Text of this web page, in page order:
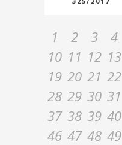
1 2 3 4
10 11 12 13
19 20 21 22
28 29 30 31
37 38 39 40
46 47 48 49